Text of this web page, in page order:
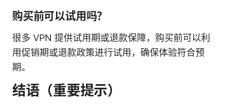
购买前可以试用吗？
很多 VPN 提供试用期或退款保障，购买前可以利
用促销期或退款政策进行试用，确保体验符合预
期。
结语（重要提示）